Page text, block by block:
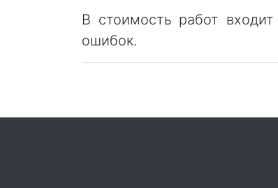
В стоимость работ
ошибок.